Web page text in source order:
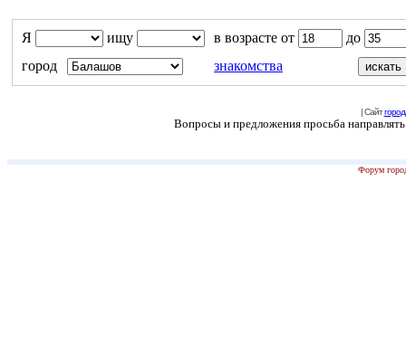
Я ищу в возрасте от
до
город
знакомства
| Сайт
Вопросы и предложения просьба
Форум